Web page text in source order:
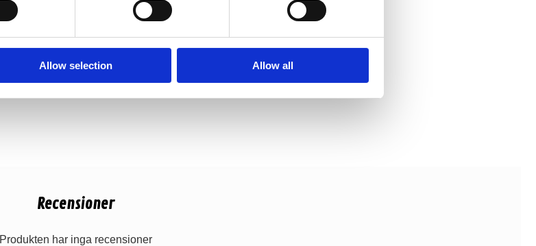
Allow selection Allow all
Recensioner
Produkten har inga recensioner